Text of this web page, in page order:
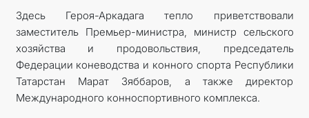
ПРАЗДНИЧНЫЕ И ПАМЯТНЫЕ ДНИ
Здесь Героя-Аркадага тепло приветствовали
заместитель Премьер-министра, министр сельского
хозяйства и продовольствия, председатель
Федерации коневодства и конного спорта Республики
Татарстан Марат Зяббаров, а также директор
Международного конноспортивного комплекса.